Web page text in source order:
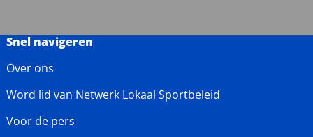
Snel navigeren
Over ons
Word lid van Netwerk Lokaal Sportbeleid
Voor de pers